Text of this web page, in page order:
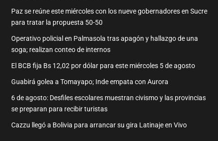
Paz se reúne este miércoles con los nueve gobernadores en Sucre
para tratar la propuesta 50-50
Operativo policial en Palmasola tras apagón y hallazgo de una
soga; realizan conteo de internos
El BCB fija Bs 12,02 por dólar para este miércoles 5 de agosto
Guabirá golea a Tomayapo; Inde empata con Aurora
6 de agosto: Desfiles escolares muestran civismo y las provincias
se preparan para recibir turistas
Cazzu llegó a Bolivia para arrancar su gira Latinaje en Vivo